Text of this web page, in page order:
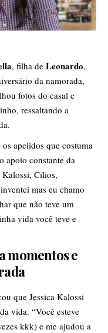
, filha de Leonardo,
da namorada,
fotos do casal e
ressaltando a
apelidos que costuma
apoio constante da
Kalossi, Cílios,
mas eu chamo
que não teve um
vida você teve e
momentos e
que Jessica Kalossi
vida. “Você esteve
kkk) e me ajudou a